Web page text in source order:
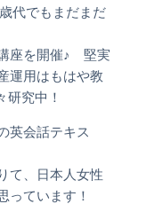
代でもまだまだ
座を開催♪ 堅実
運用はもはや教
究中！
英会話テキス
て、日本人女性
っています！